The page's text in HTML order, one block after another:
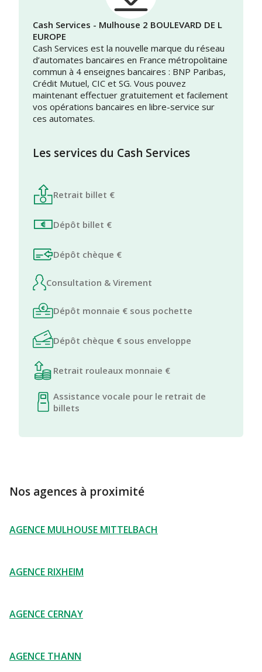
Cash Services - Mulhouse 2 BOULEVARD DE L
EUROPE
Cash Services est la nouvelle marque du réseau
d’automates bancaires en France métropolitaine
commun à 4 enseignes bancaires : BNP Paribas,
Crédit Mutuel, CIC et SG. Vous pouvez
maintenant effectuer gratuitement et facilement
vos opérations bancaires en libre-service sur
ces automates.
Les services du Cash Services
Retrait billet €
Dépôt billet €
Dépôt chèque €
Consultation & Virement
Dépôt monnaie € sous pochette
Dépôt chèque € sous enveloppe
Retrait rouleaux monnaie €
Assistance vocale pour le retrait de
billets
Nos agences à proximité
AGENCE MULHOUSE MITTELBACH
AGENCE RIXHEIM
AGENCE CERNAY
AGENCE THANN